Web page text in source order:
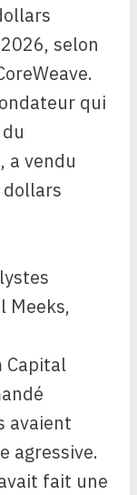
selon
qui
a vendu
Meeks,
Capital
avaient
agressive.
fait une